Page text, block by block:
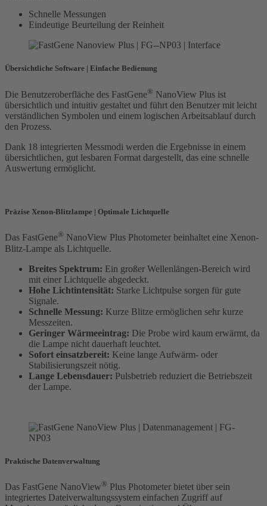
Schnelle Messungen
Eindeutige Beurteilung der Reinheit
Übersichtliche Software | Einfache Bedienung
Die Benutzeroberfläche des FastGene® NanoView Plus ist
übersichtlich und intuitiv gestaltet und führt den Benutzer mit leicht
verständlichen Symbolen und einem logischen Arbeitsablauf durch
den Prozess.
Dank 18 integrierten Messmodi werden die Ergebnisse in einem
übersichtlichen, gut lesbaren Format dargestellt, das eine schnelle
Auswertung ermöglicht.
Präzise Xenon-Blitzlampe | Optimale Lichtquelle
Das FastGene® NanoView Plus Photometer beinhaltet eine Xenon-
Blitz-Lampe als Lichtquelle.
Breites Spektrum: Ein großer Wellenlängen-Bereich wird
mit einer Lichtquelle abgedeckt.
Hohe Lichtintensität: Starke Lichtpulse sorgen für gute
Signale.
Schnelle Messung: Kurze Blitze ermöglichen sehr kurze
Messzeiten.
Geringer Wärmeeintrag: Die Probe wird kaum erwärmt, da
die Lampe nicht dauerhaft leuchtet.
Sofort einsatzbereit: Keine lange Aufwärm- oder
Stabilisierungszeit nötig.
Lange Lebensdauer: Pulsbetrieb reduziert die Betriebszeit
der Lampe.
Praktische Datenverwaltung
Das FastGene NanoView® Plus Photometer bietet über sein
integriertes Dateiverwaltungssystem einfachen Zugriff auf